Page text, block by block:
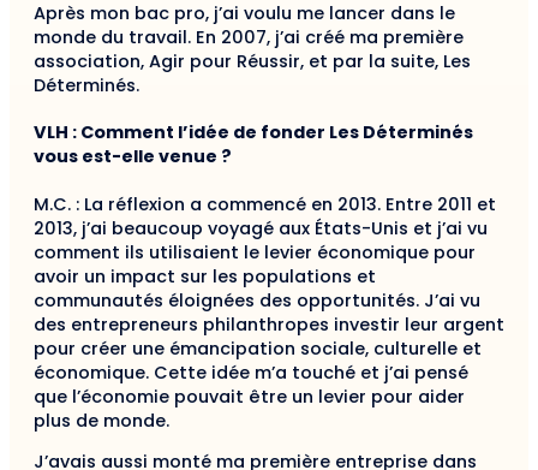
Après mon bac pro, j’ai voulu me lancer dans le
monde du travail. En 2007, j’ai créé ma première
association, Agir pour Réussir, et par la suite, Les
Déterminés.
VLH : Comment l’idée de fonder Les Déterminés
vous est-elle venue ?
M.C. : La réflexion a commencé en 2013. Entre 2011 et
2013, j’ai beaucoup voyagé aux États-Unis et j’ai vu
comment ils utilisaient le levier économique pour
avoir un impact sur les populations et
communautés éloignées des opportunités. J’ai vu
des entrepreneurs philanthropes investir leur argent
pour créer une émancipation sociale, culturelle et
économique. Cette idée m’a touché et j’ai pensé
que l’économie pouvait être un levier pour aider
plus de monde.
J’avais aussi monté ma première entreprise dans